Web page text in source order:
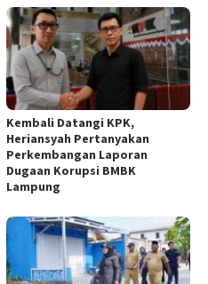
Kembali Datangi KPK,
Heriansyah Pertanyakan
Perkembangan Laporan
Dugaan Korupsi BMBK
Lampung